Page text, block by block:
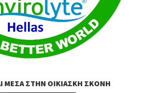
ΜΈΣΑ ΣΤΗΝ ΟΙΚΙΑΣΚΉ ΣΚΌΝΗ